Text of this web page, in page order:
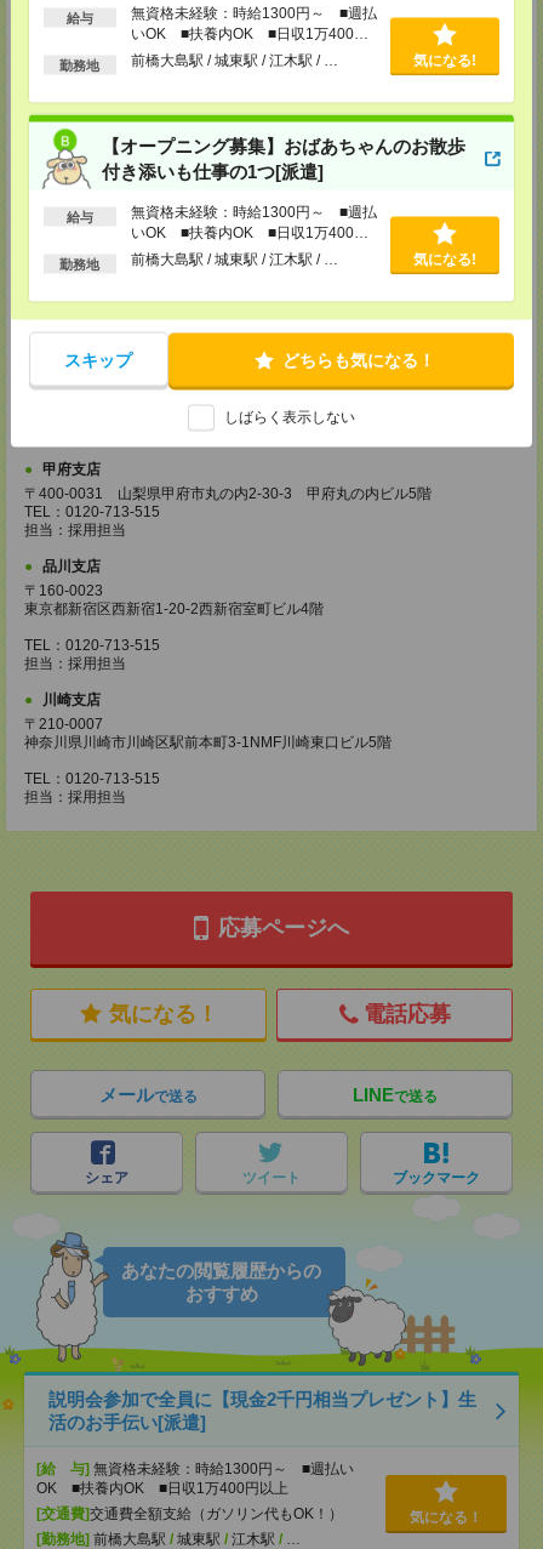
給与
無資格未経験：時給1300円～ ■週払
いOK ■扶養内OK ■日収1万400円
以上
勤務地 前橋大島駅 / 城東駅 / 江木駅 / … 気になる!
【オープニング募集】おばあちゃんのお散歩
付き添いも仕事の1つ[派遣]
給与
無資格未経験：時給1300円～ ■週払
いOK ■扶養内OK ■日収1万400円
以上
勤務地 前橋大島駅 / 城東駅 / 江木駅 / … 気になる!
スキップ どちらも気になる！
しばらく表示しない
町田支店
〒194-0022 東京都町田市森野1-33-11 町田森野ビル1階
TEL：0120-713-515
越谷支店
〒343-0816
埼玉県越谷市弥生町1-4 越谷弥生ビル3階
TEL：0120-713-515
神奈川県厚木市旭町1-2-1 日本生命本厚木ビル7階
担当：採用担当
〒251-0025
甲府支店
〒400-0031 山梨県甲府市丸の内2-30-3 甲府丸の内ビル5階
TEL：0120-713-515
担当：採用担当
品川支店
〒160-0023
東京都新宿区西新宿1-20-2西新宿室町ビル4階
TEL：0120-713-515
担当：採用担当
川崎支店
〒210-0007
神奈川県川崎市川崎区駅前本町3-1NMF川崎東口ビル5階
TEL：0120-713-515
担当：採用担当
応募ページへ
気になる！ 電話応募
メールで送る LINEで送る
シェア ツイート ブックマーク
あなたの閲覧履歴からの
おすすめ
説明会参加で全員に【現金2千円相当プレゼント】生
活のお手伝い[派遣]
[給 与] 無資格未経験：時給1300円～ ■週払い
OK ■扶養内OK ■日収1万400円以上
[交通費]交通費全額支給（ガソリン代もOK！）
[勤務地] 前橋大島駅 / 城東駅 / 江木駅 / …
気になる！